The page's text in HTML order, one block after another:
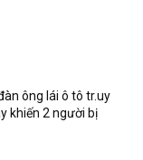
ông lái ô tô tr.uy
khiến 2 người bị